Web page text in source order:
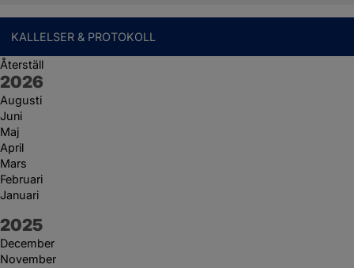
KALLELSER & PROTOKOLL
Återställ
År:
2026
Augusti
Juni
Maj
April
Mars
Februari
Januari
År:
2025
December
November